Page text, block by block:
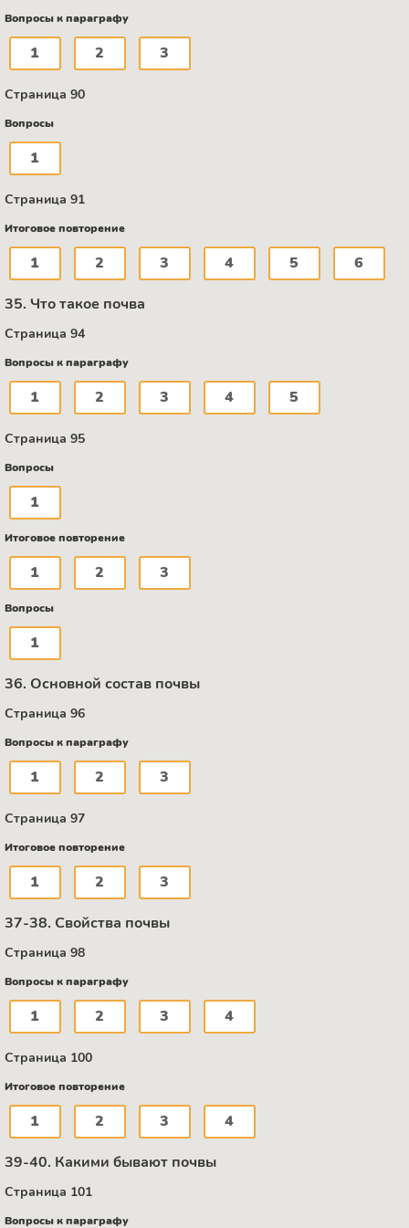
Вопросы к параграфу
1 2 3
Страница 90
Вопросы
1
Страница 91
Итоговое повторение
1 2 3 4 5 6
35. Что такое почва
Страница 94
Вопросы к параграфу
1 2 3 4 5
Страница 95
Вопросы
1
Итоговое повторение
1 2 3
Вопросы
1
36. Основной состав почвы
Страница 96
Вопросы к параграфу
1 2 3
Страница 97
Итоговое повторение
1 2 3
37-38. Свойства почвы
Страница 98
Вопросы к параграфу
1 2 3 4
Страница 100
Итоговое повторение
1 2 3 4
39-40. Какими бывают почвы
Страница 101
Вопросы к параграфу